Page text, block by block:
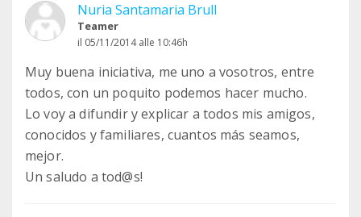
Nuria Santamaria Brull
Teamer
il 05/11/2014 alle 10:46h
Muy buena iniciativa, me uno a vosotros, entre
todos, con un poquito podemos hacer mucho.
Lo voy a difundir y explicar a todos mis amigos,
conocidos y familiares, cuantos más seamos,
mejor.
Un saludo a tod@s!